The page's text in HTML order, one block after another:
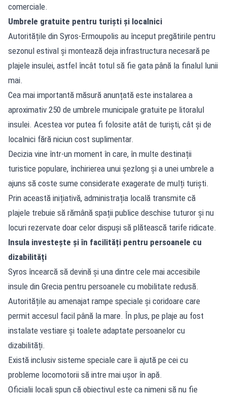
comerciale.
Umbrele gratuite pentru turiști și localnici
Autoritățile din Syros-Ermoupolis au început pregătirile pentru
sezonul estival și montează deja infrastructura necesară pe
plajele insulei, astfel încât totul să fie gata până la finalul lunii
mai.
Cea mai importantă măsură anunțată este instalarea a
aproximativ 250 de umbrele municipale gratuite pe litoralul
insulei. Acestea vor putea fi folosite atât de turiști, cât și de
localnici fără niciun cost suplimentar.
Decizia vine într-un moment în care, în multe destinații
turistice populare, închirierea unui șezlong și a unei umbrele a
ajuns să coste sume considerate exagerate de mulți turiști.
Prin această inițiativă, administrația locală transmite că
plajele trebuie să rămână spații publice deschise tuturor și nu
locuri rezervate doar celor dispuși să plătească tarife ridicate.
Insula investește și în facilități pentru persoanele cu
dizabilități
Syros încearcă să devină și una dintre cele mai accesibile
insule din Grecia pentru persoanele cu mobilitate redusă.
Autoritățile au amenajat rampe speciale și coridoare care
permit accesul facil până la mare. În plus, pe plaje au fost
instalate vestiare și toalete adaptate persoanelor cu
dizabilități.
Există inclusiv sisteme speciale care îi ajută pe cei cu
probleme locomotorii să intre mai ușor în apă.
Oficialii locali spun că obiectivul este ca nimeni să nu fie